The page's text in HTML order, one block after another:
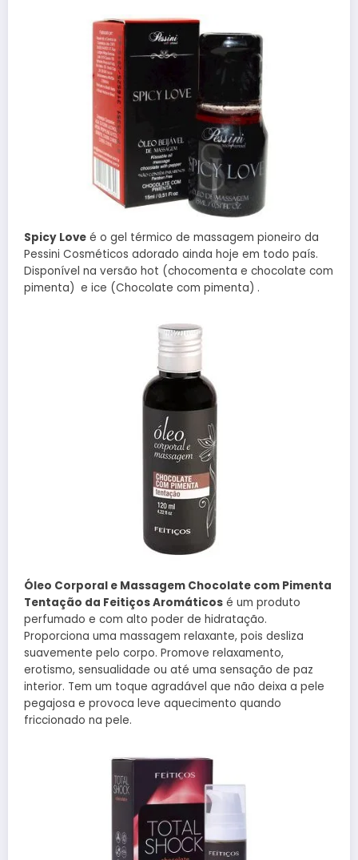
Spicy Love é o gel térmico de massagem pioneiro da
Pessini Cosméticos adorado ainda hoje em todo país.
Disponível na versão hot (chocomenta e chocolate com
pimenta) e ice (Chocolate com pimenta) .
Óleo Corporal e Massagem Chocolate com Pimenta
Tentação da Feitiços Aromáticos é um produto
perfumado e com alto poder de hidratação.
Proporciona uma massagem relaxante, pois desliza
suavemente pelo corpo. Promove relaxamento,
erotismo, sensualidade ou até uma sensação de paz
interior. Tem um toque agradável que não deixa a pele
pegajosa e provoca leve aquecimento quando
friccionado na pele.